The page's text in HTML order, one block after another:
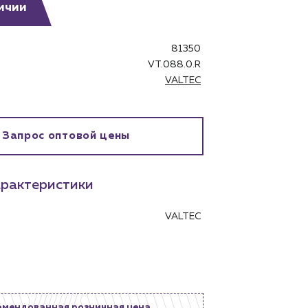
81350
VT.088.0.R
VALTEC
Запрос оптовой цены
VALTEC